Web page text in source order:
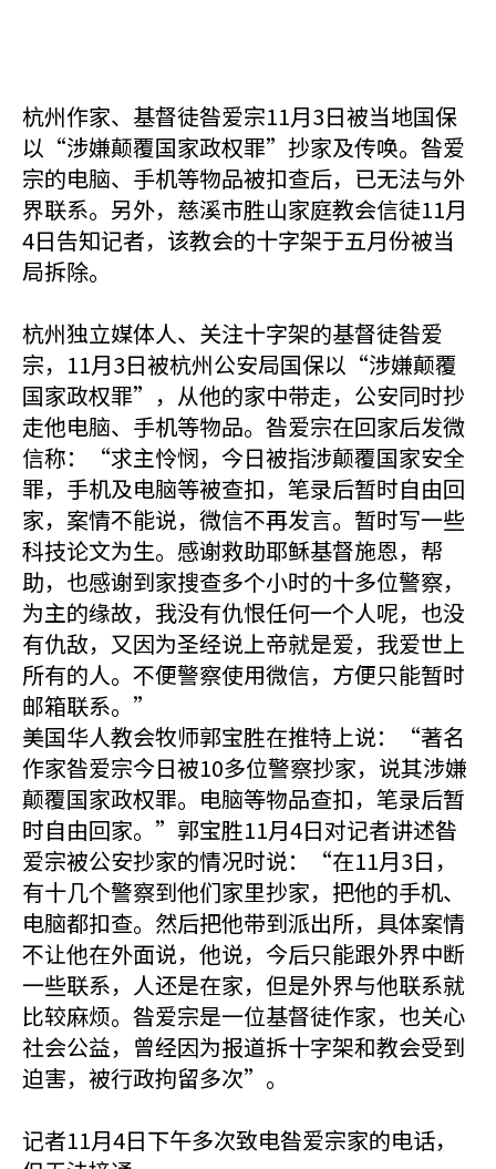
杭州作家、基督徒昝爱宗11月3日被当地国保
以“涉嫌颠覆国家政权罪”抄家及传唤。昝爱
宗的电脑、手机等物品被扣查后，已无法与外
界联系。另外，慈溪市胜山家庭教会信徒11月
4日告知记者，该教会的十字架于五月份被当
局拆除。
杭州独立媒体人、关注十字架的基督徒昝爱
宗，11月3日被杭州公安局国保以“涉嫌颠覆
国家政权罪”，从他的家中带走，公安同时抄
走他电脑、手机等物品。昝爱宗在回家后发微
信称：“求主怜悯，今日被指涉颠覆国家安全
罪，手机及电脑等被查扣，笔录后暂时自由回
家，案情不能说，微信不再发言。暂时写一些
科技论文为生。感谢救助耶稣基督施恩，帮
助，也感谢到家搜查多个小时的十多位警察，
为主的缘故，我没有仇恨任何一个人呢，也没
有仇敌，又因为圣经说上帝就是爱，我爱世上
所有的人。不便警察使用微信，方便只能暂时
邮箱联系。”
美国华人教会牧师郭宝胜在推特上说：“著名
作家昝爱宗今日被10多位警察抄家，说其涉嫌
颠覆国家政权罪。电脑等物品查扣，笔录后暂
时自由回家。”郭宝胜11月4日对记者讲述昝
爱宗被公安抄家的情况时说：“在11月3日，
有十几个警察到他们家里抄家，把他的手机、
电脑都扣查。然后把他带到派出所，具体案情
不让他在外面说，他说，今后只能跟外界中断
一些联系，人还是在家，但是外界与他联系就
比较麻烦。昝爱宗是一位基督徒作家，也关心
社会公益，曾经因为报道拆十字架和教会受到
迫害，被行政拘留多次”。
记者11月4日下午多次致电昝爱宗家的电话，